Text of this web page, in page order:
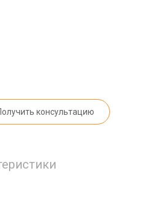
консультацию